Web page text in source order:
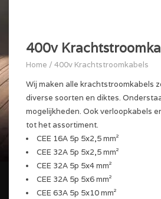
400v
Home / 400v Krachtstroomkabels
Wij maken alle krachtstroomkabels
diverse soorten en diktes.
mogelijkheden. Ook verloopkabels
tot het assortiment.
CEE 16A 5p 5x2,5 mm²
CEE 32A 5p 5x2,5 mm²
CEE 32A 5p 5x4 mm²
CEE 32A 5p 5x6 mm²
CEE 63A 5p 5x10 mm²